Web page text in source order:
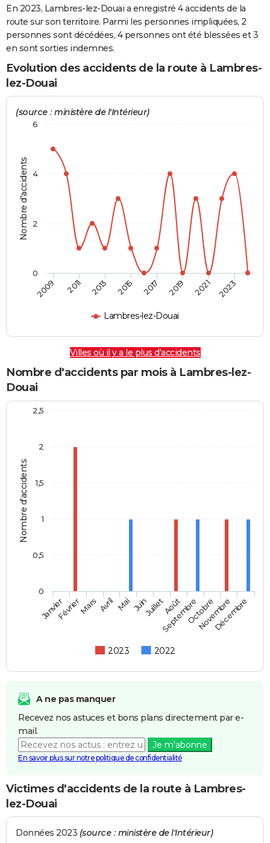
Destinations
City break
Voyage nature
Voyage de noces
Forum
Climat
+
GUIDES D'ACHAT
BONS PLANS
CARTE DE VOEUX
Carte de Noël
Carte Bonne année
Carte Saint-Valentin
Carte Pâques
Carte d'anniversaire
DICTIONNAIRE
COPAINS D'AVANT
S'inscrire
Se connecter
Lycées
Collèges
Primaires
Universités
Entreprises
Service militaire
Avis de recherche
AVIS DE DÉCÈS
FORUM
Bricolage
Lifestyle
Culture
Sport
Auto
Television
Voyage
Cinema
En 2023, Lambres-lez-Douai a enregistré 4 accidents de la
route sur son territoire. Parmi les personnes impliquées, 2
personnes sont décédées, 4 personnes ont été blessées et 3
en sont sorties indemnes.
Evolution des accidents de la route à Lambres-
lez-Douai
Nombre d'accidents
(source : ministère de l'Intérieur)
Lambres-lez-Douai
2009 2011 2013 2015 2017 2019 2021 2023
0
2
4
6
Villes où il y a le plus d'accidents
Nombre d'accidents par mois à Lambres-lez-
Douai
Nombre d'accidents
2023 2022
JanvierFévrierMars Avril Mai JuinJuilletAoût
SeptembreOctobre
Novembre
Décembre
0
0,5
1
1,5
2
2,5
A ne pas manquer
Recevez nos astuces et bons plans directement par e-
mail.
Je m'abonne
En savoir plus sur notre politique de confidentialité
Victimes d'accidents de la route à Lambres-
lez-Douai
Données 2023 (source : ministère de l'Intérieur)